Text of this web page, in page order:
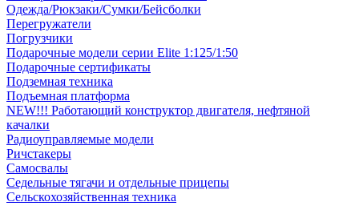
Одежда/Рюкзаки/Сумки/Бейсболки
Перегружатели
Погрузчики
Подарочные модели серии Elite 1:125/1:50
Подарочные сертификаты
Подземная техника
Подъемная платформа
NEW!!! Работающий конструктор двигателя, нефтяной
качалки
Радиоуправляемые модели
Ричстакеры
Самосвалы
Седельные тягачи и отдельные прицепы
Сельскохозяйственная техника